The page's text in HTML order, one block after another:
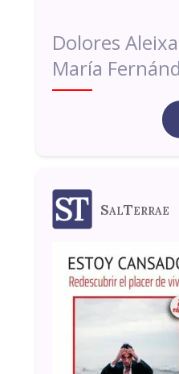
Dolores
María
SalTerrae